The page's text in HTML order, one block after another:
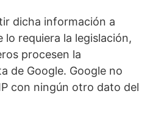
dicha información a
lo requiera la legislación,
procesen la
de Google. Google no
con ningún otro dato del